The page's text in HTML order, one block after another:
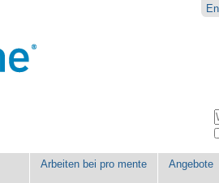
Arbeiten bei pro mente Angebote